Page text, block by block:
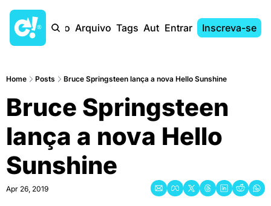
Início Arquivo Tags AutoresEntrar Inscreva-se
Home Posts Bruce Springsteen lança a nova Hello Sunshine
Bruce Springsteen
lança a nova Hello
Sunshine
Apr 26, 2019